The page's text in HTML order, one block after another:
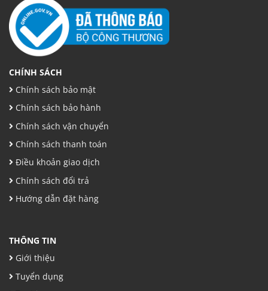
CHÍNH SÁCH
Chính sách bảo mật
Chính sách bảo hành
Chính sách vận chuyển
Chính sách thanh toán
Điều khoản giao dịch
Chính sách đổi trả
Hướng dẫn đặt hàng
THÔNG TIN
Giới thiệu
Tuyển dụng